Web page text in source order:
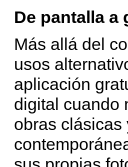
De pantalla a
Más allá del
usos
aplicación
digital cuando
obras